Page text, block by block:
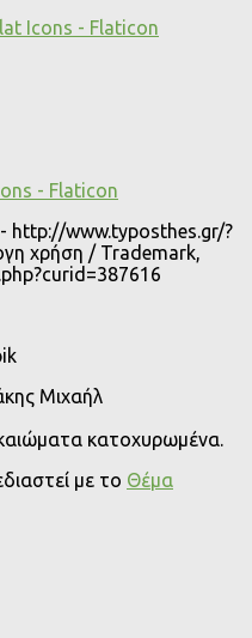
Icons - Flaticon
- Flaticon
http://www.typosthes.gr/?
χρήση / Trademark,
Μιχαήλ
κατοχυρωμένα.
με το Θέμα